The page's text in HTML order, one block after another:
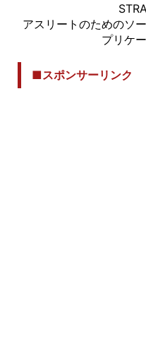
アスリートのためのソ
プリケ
■スポンサーリンク